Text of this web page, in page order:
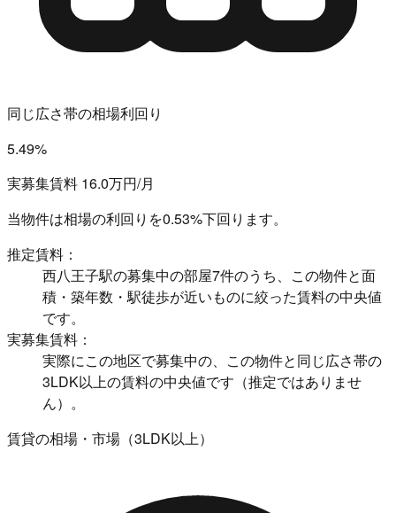
同じ広さ帯の相場利回り
5.49%
実募集賃料 16.0万円/月
当物件は相場の利回りを0.53%下回ります。
推定賃料：
西八王子駅の募集中の部屋7件のうち、この物件と面
積・築年数・駅徒歩が近いものに絞った賃料の中央値
です。
実募集賃料：
実際にこの地区で募集中の、この物件と同じ広さ帯の
3LDK以上の賃料の中央値です（推定ではありませ
ん）。
賃貸の相場・市場（3LDK以上）